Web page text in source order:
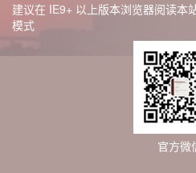
建议在 IE9+ 以上版本浏览器阅读本
模式
官方微